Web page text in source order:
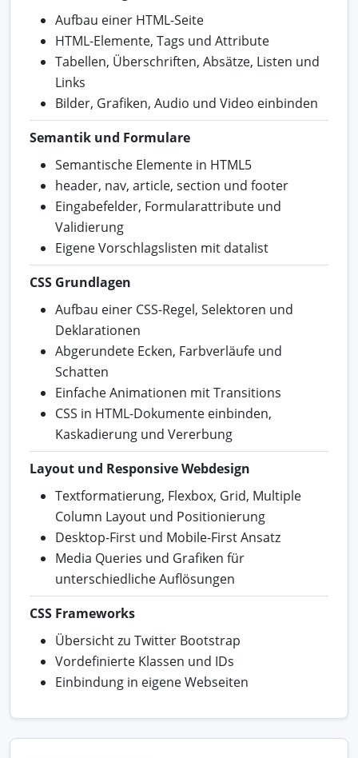
Aufbau einer HTML-Seite
HTML-Elemente, Tags und Attribute
Tabellen, Überschriften, Absätze, Listen und
Links
Bilder, Grafiken, Audio und Video einbinden
Semantik und Formulare
Semantische Elemente in HTML5
header, nav, article, section und footer
Eingabefelder, Formularattribute und
Validierung
Eigene Vorschlagslisten mit datalist
CSS Grundlagen
Aufbau einer CSS-Regel, Selektoren und
Deklarationen
Abgerundete Ecken, Farbverläufe und
Schatten
Einfache Animationen mit Transitions
CSS in HTML-Dokumente einbinden,
Kaskadierung und Vererbung
Layout und Responsive Webdesign
Textformatierung, Flexbox, Grid, Multiple
Column Layout und Positionierung
Desktop-First und Mobile-First Ansatz
Media Queries und Grafiken für
unterschiedliche Auflösungen
CSS Frameworks
Übersicht zu Twitter Bootstrap
Vordefinierte Klassen und IDs
Einbindung in eigene Webseiten